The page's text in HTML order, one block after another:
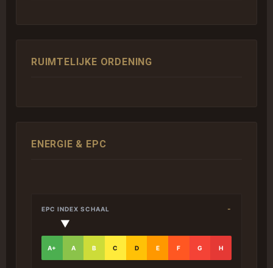
RUIMTELIJKE ORDENING
ENERGIE & EPC
EPC INDEX SCHAAL -
▼
A+ A B C D E F G H